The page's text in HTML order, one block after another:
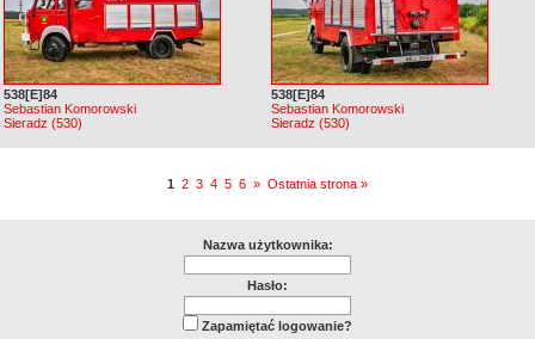
538[E]84
Sebastian Komorowski
Sieradz (530)
538[E]84
Sebastian Komorowski
Sieradz (530)
1 2 3 4 5 6 » Ostatnia strona »
Nazwa użytkownika:
Hasło:
Zapamiętać logowanie?